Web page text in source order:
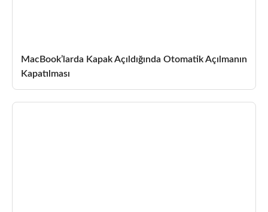
MacBook’larda Kapak Açıldığında Otomatik Açılmanın
Kapatılması